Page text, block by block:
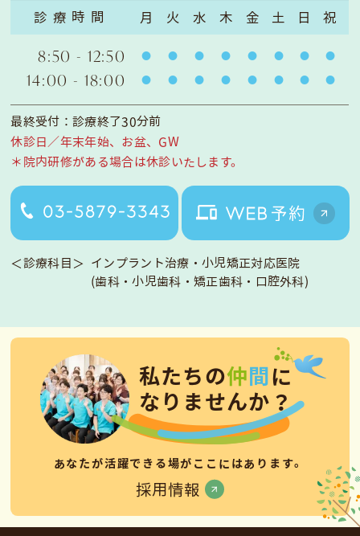
診療時間 月 火 水 木 金 土 日 祝
8:50 - 12:50
14:00 - 18:00
最終受付：診療終了30分前
休診日／年末年始、お盆、GW
＊院内研修がある場合は休診いたします。
＜診療科目＞
インプラント治療・小児矯正対応医院
(歯科・小児歯科・矯正歯科・口腔外科)
あなたが活躍できる場がここにはあります。
私たち の仲 間 に
な り ま せんか ？
採用情報